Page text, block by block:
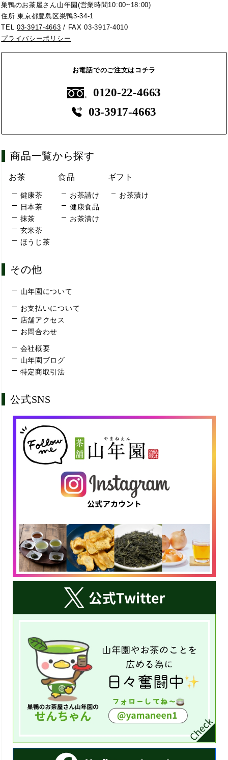
巣鴨のお茶屋さん山年園(営業時間10:00~18:00)
住所 東京都豊島区巣鴨3-34-1
TEL03-3917-4663 / FAX 03-3917-4010
プライバシーポリシー
お電話でのご注文はコチラ
0120-22-4663
03-3917-4663
商品一覧から探す
お茶
健康茶
日本茶
抹茶
玄米茶
ほうじ茶
食品
お茶請け
健康食品
お茶漬け
ギフト
お茶漬け
その他
山年園について
お支払いについて
店舗アクセス
お問合わせ
会社概要
山年園ブログ
特定商取引法
公式SNS